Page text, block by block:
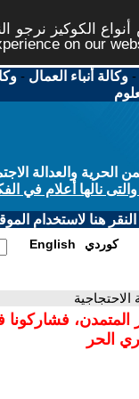
الكوكيز نرجو
on our
-وكالة أنباء العمال -
والعدالة
نالها أعلام في
هنا لاستخدام
English كوردي
المتمدن،
الحر